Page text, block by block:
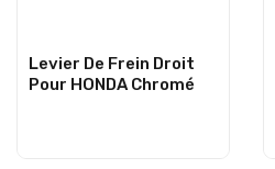
Levier De Frein Droit
Pour HONDA Chromé